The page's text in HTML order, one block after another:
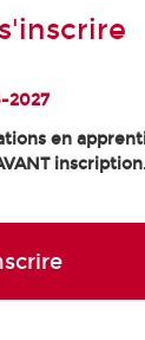
2027
en
inscription.